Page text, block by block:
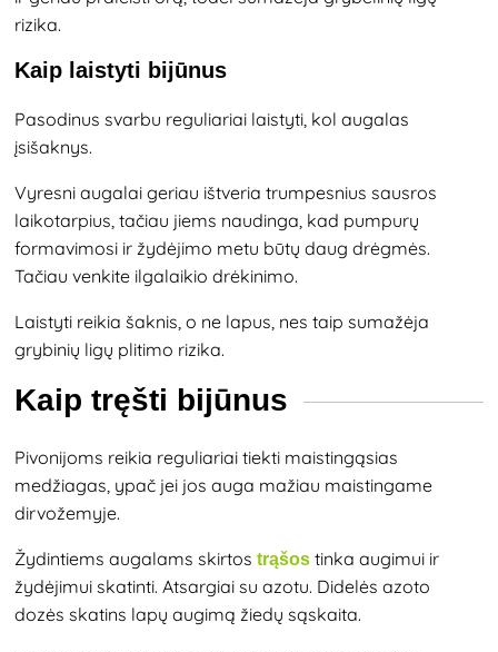
rizika.
Kaip laistyti bijūnus
Pasodinus svarbu reguliariai laistyti, kol augalas
įsišaknys.
Vyresni augalai geriau ištveria trumpesnius sausros
laikotarpius, tačiau jiems naudinga, kad pumpurų
formavimosi ir žydėjimo metu būtų daug drėgmės.
Tačiau venkite ilgalaikio drėkinimo.
Laistyti reikia šaknis, o ne lapus, nes taip sumažėja
grybinių ligų plitimo rizika.
Kaip tręšti bijūnus
Pivonijoms reikia reguliariai tiekti maistingąsias
medžiagas, ypač jei jos auga mažiau maistingame
dirvožemyje.
Žydintiems augalams skirtostrąšos tinka augimui ir
žydėjimui skatinti. Atsargiai su azotu. Didelės azoto
dozės skatins lapų augimą žiedų sąskaita.